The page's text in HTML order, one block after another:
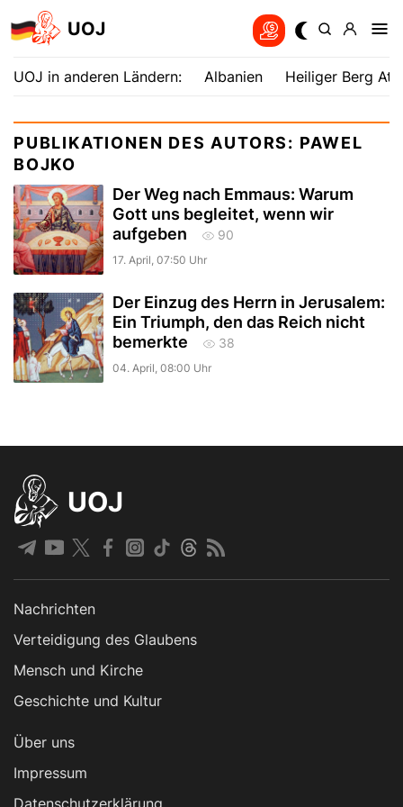
UOJ
UOJ in anderen Ländern: Albanien Heiliger Berg
PUBLIKATIONEN DES AUTORS: PAWEL
BOJKO
Der Weg nach Emmaus: Warum
Gott uns begleitet, wenn wir
aufgeben
90
17. April, 07:50 Uhr
Der Einzug des Herrn in Jerusalem:
Ein Triumph, den das Reich nicht
bemerkte
38
04. April, 08:00 Uhr
UOJ
Nachrichten
Verteidigung des Glaubens
Mensch und Kirche
Geschichte und Kultur
Über uns
Impressum
Datenschutzerklärung